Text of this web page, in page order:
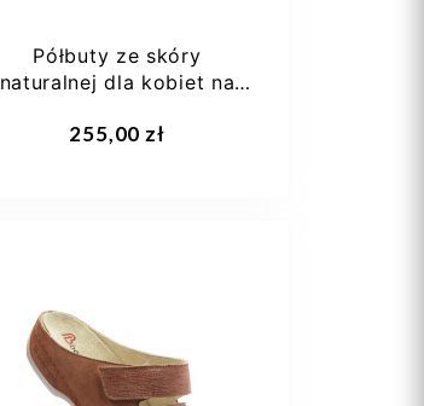
Półbuty ze skóry
naturalnej dla kobiet na
255,00 zł